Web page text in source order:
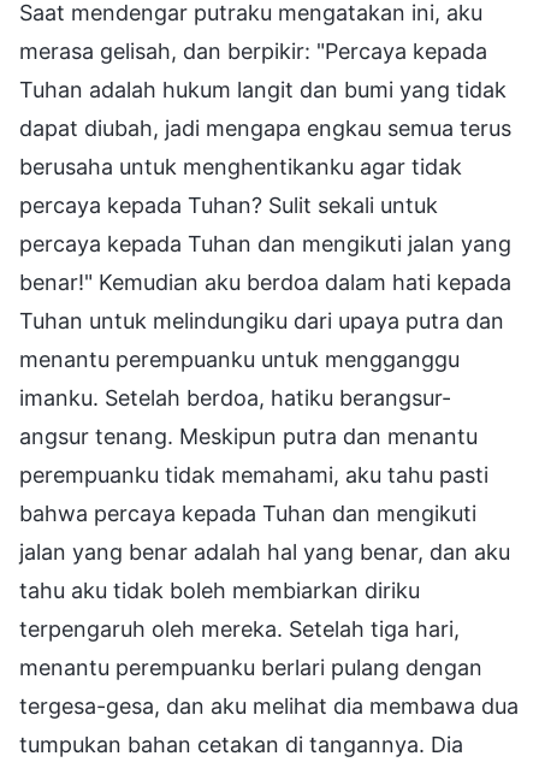
Saat mendengar putraku mengatakan ini, aku
merasa gelisah, dan berpikir: "Percaya kepada
Tuhan adalah hukum langit dan bumi yang tidak
dapat diubah, jadi mengapa engkau semua terus
berusaha untuk menghentikanku agar tidak
percaya kepada Tuhan? Sulit sekali untuk
percaya kepada Tuhan dan mengikuti jalan yang
benar!" Kemudian aku berdoa dalam hati kepada
Tuhan untuk melindungiku dari upaya putra dan
menantu perempuanku untuk mengganggu
imanku. Setelah berdoa, hatiku berangsur-
angsur tenang. Meskipun putra dan menantu
perempuanku tidak memahami, aku tahu pasti
bahwa percaya kepada Tuhan dan mengikuti
jalan yang benar adalah hal yang benar, dan aku
tahu aku tidak boleh membiarkan diriku
terpengaruh oleh mereka. Setelah tiga hari,
menantu perempuanku berlari pulang dengan
tergesa-gesa, dan aku melihat dia membawa dua
tumpukan bahan cetakan di tangannya. Dia